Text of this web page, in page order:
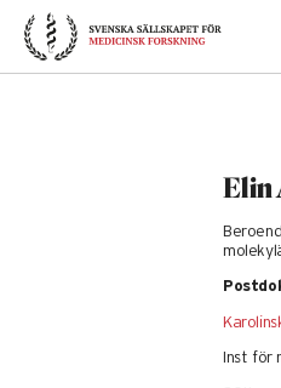
Skip
content
Elin
Inst för